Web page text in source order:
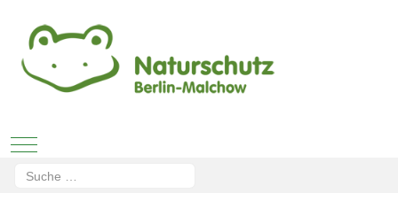
Mobile Menu Toggle
Suchen